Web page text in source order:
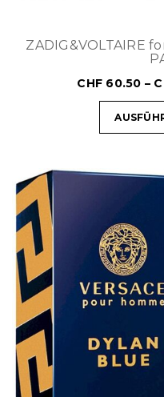
ZADIG&VOLTAIRE
CHF 60.50 –